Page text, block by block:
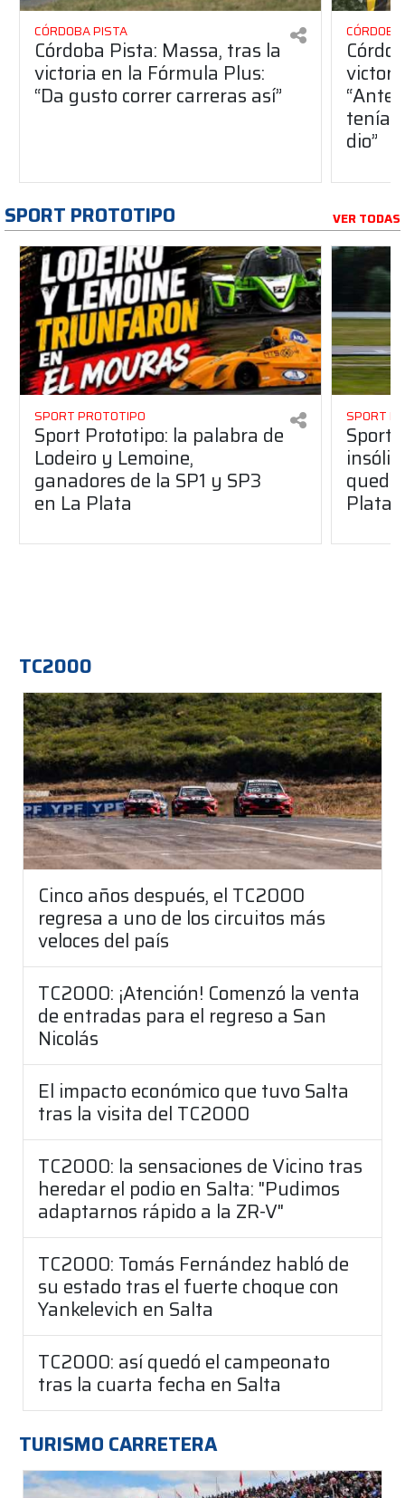
CÓRDOBA PISTA
Córdoba Pista: Massa, tras la
victoria en la Fórmula Plus:
“Da gusto correr carreras así”
dio”
SPORT PROTOTIPO VER TODAS
SPORT PROTOTIPO
Sport Prototipo: la palabra de
Lodeiro y Lemoine,
ganadores de la SP1 y SP3
en La Plata
SPORT
Sport
Plata
TC2000
Cinco años después, el TC2000
regresa a uno de los circuitos más
veloces del país
TC2000: ¡Atención! Comenzó la venta
de entradas para el regreso a San
Nicolás
El impacto económico que tuvo Salta
tras la visita del TC2000
TC2000: la sensaciones de Vicino tras
heredar el podio en Salta: "Pudimos
adaptarnos rápido a la ZR-V"
TC2000: Tomás Fernández habló de
su estado tras el fuerte choque con
Yankelevich en Salta
TC2000: así quedó el campeonato
tras la cuarta fecha en Salta
TURISMO CARRETERA